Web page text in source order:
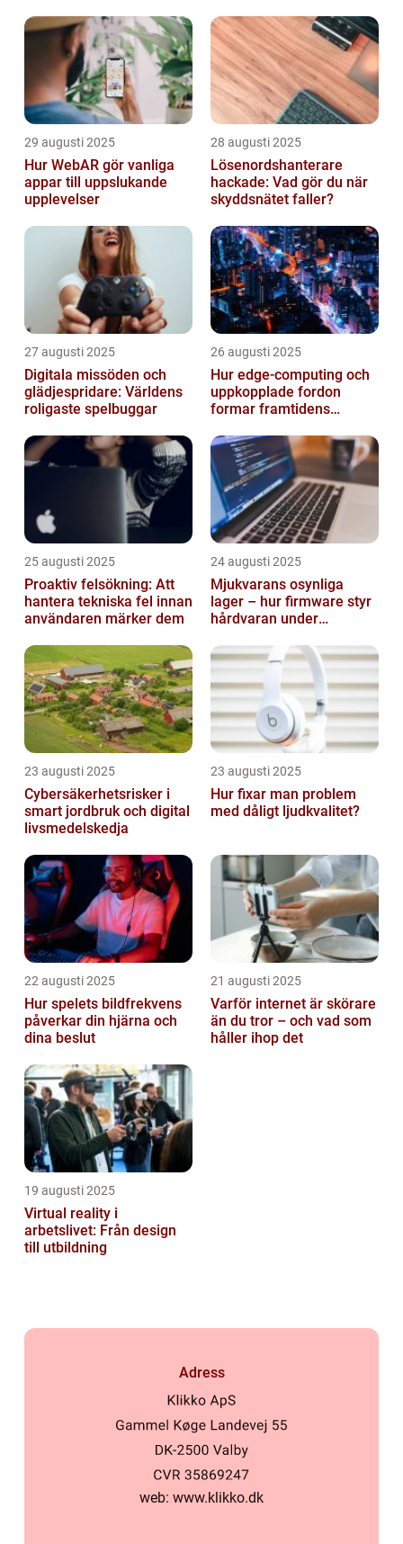
29 augusti 2025
Hur WebAR gör vanliga
appar till uppslukande
upplevelser
28 augusti 2025
Lösenordshanterare
hackade: Vad gör du när
skyddsnätet faller?
27 augusti 2025
Digitala missöden och
glädjespridare: Världens
roligaste spelbuggar
26 augusti 2025
Hur edge‑computing och
uppkopplade fordon
formar framtidens
25 augusti 2025
Proaktiv felsökning: Att
hantera tekniska fel innan
användaren märker dem
24 augusti 2025
Mjukvarans osynliga
lager – hur firmware styr
hårdvaran under
23 augusti 2025
Cybersäkerhetsrisker i
smart jordbruk och digital
livsmedelskedja
23 augusti 2025
Hur fixar man problem
med dåligt ljudkvalitet?
22 augusti 2025
Hur spelets bildfrekvens
påverkar din hjärna och
dina beslut
21 augusti 2025
Varför internet är skörare
än du tror – och vad som
håller ihop det
19 augusti 2025
Virtual reality i
arbetslivet: Från design
till utbildning
Adress
web: www.klikko.dk